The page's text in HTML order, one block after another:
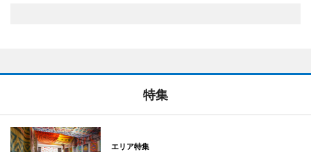
特集
エリア特集